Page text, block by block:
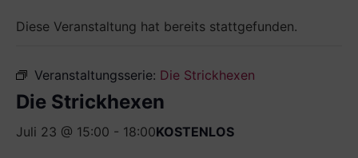
Diese Veranstaltung hat bereits stattgefunden.
Veranstaltungsserie: Die Strickhexen
Die Strickhexen
Juli 23 @ 15:00 - 18:00KOSTENLOS